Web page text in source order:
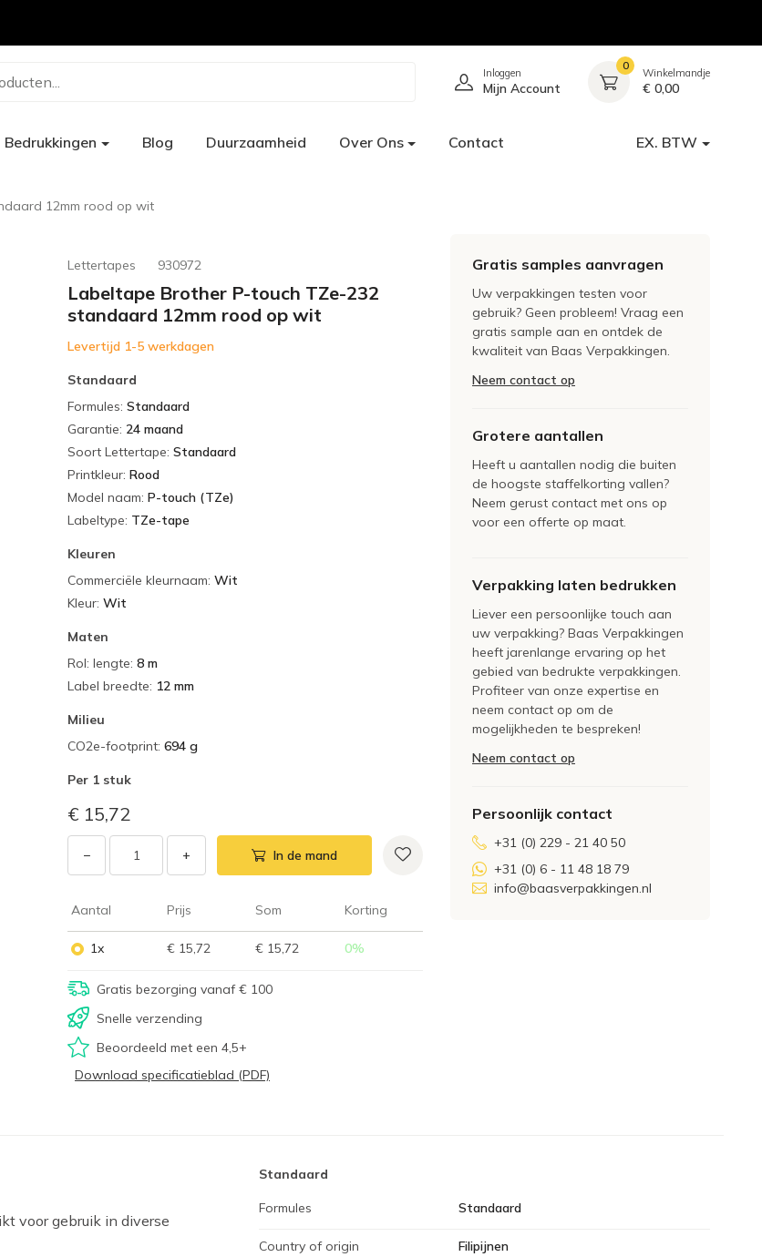
Inloggen
Mijn Account
0
Winkelmandje
€ 0,00
Bedrukkingen Blog Duurzaamheid Over Ons Contact EX. BTW
12mm rood op wit
Lettertapes 930972
Labeltape Brother P-touch TZe-232
standaard 12mm rood op wit
Levertijd 1-5 werkdagen
Standaard
Formules: Standaard
Garantie: 24 maand
Soort Lettertape: Standaard
Printkleur: Rood
Model naam: P-touch (TZe)
Labeltype: TZe-tape
Kleuren
Commerciële kleurnaam: Wit
Kleur: Wit
Maten
Rol: lengte: 8 m
Label breedte: 12 mm
Milieu
CO2e-footprint: 694 g
Per 1 stuk
€ 15,72
− + In de mand
Aantal Prijs Som Korting
1x € 15,72 € 15,72 0%
Gratis bezorging vanaf € 100
Snelle verzending
Beoordeeld met een 4,5+
Download specificatieblad (PDF)
Gratis samples aanvragen
Uw verpakkingen testen voor
gebruik? Geen probleem! Vraag een
gratis sample aan en ontdek de
kwaliteit van Baas Verpakkingen.
Neem contact op
Grotere aantallen
Heeft u aantallen nodig die buiten
de hoogste staffelkorting vallen?
Neem gerust contact met ons op
voor een offerte op maat.
Verpakking laten bedrukken
Liever een persoonlijke touch aan
uw verpakking? Baas Verpakkingen
heeft jarenlange ervaring op het
gebied van bedrukte verpakkingen.
Profiteer van onze expertise en
neem contact op om de
mogelijkheden te bespreken!
Neem contact op
Persoonlijk contact
+31 (0) 229 - 21 40 50
+31 (0) 6 - 11 48 18 79
info@baasverpakkingen.nl
voor gebruik in diverse
Standaard
Formules Standaard
Country of origin Filipijnen